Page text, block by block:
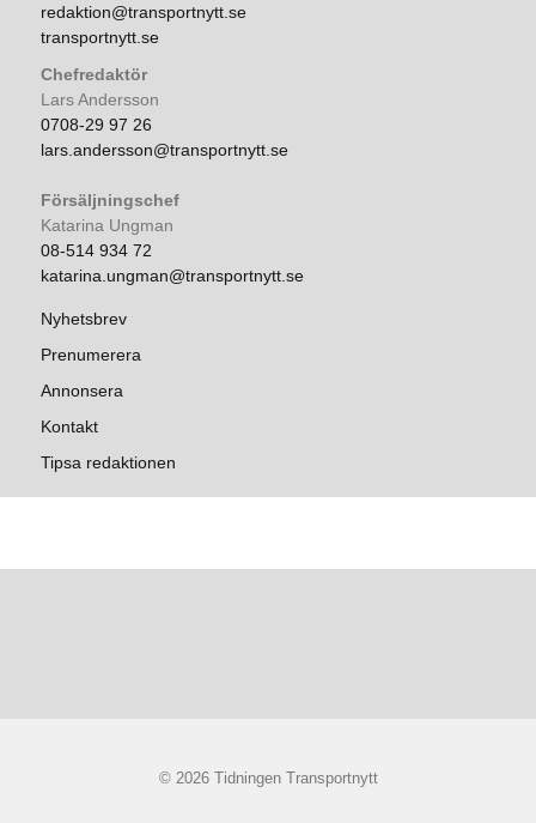
redaktion@transportnytt.se
transportnytt.se
Chefredaktör
Lars Andersson
0708-29 97 26
lars.andersson@transportnytt.se
Försäljningschef
Katarina Ungman
08-514 934 72
katarina.ungman@transportnytt.se
Nyhetsbrev
Prenumerera
Annonsera
Kontakt
Tipsa redaktionen
© 2026 Tidningen Transportnytt